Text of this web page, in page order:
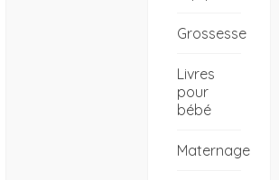
Grossesse
Livres
pour
bébé
Maternage